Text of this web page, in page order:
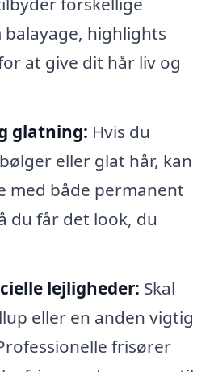
highlights
at give dit hår liv og
glatning: Hvis du
eller glat hår, kan
med både permanent
du får det look, du
lejligheder: Skal
eller en anden vigtig
frisører